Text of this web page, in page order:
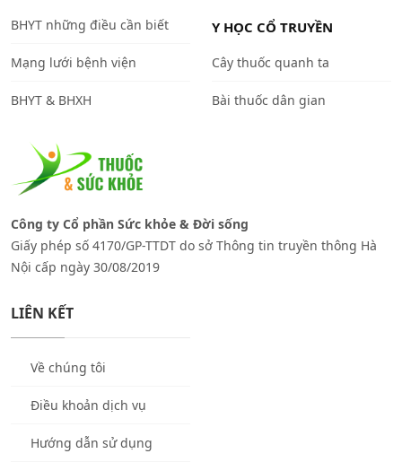
BHYT những điều cần biết
Mạng lưới bệnh viện
BHYT & BHXH
Y HỌC CỔ TRUYỀN
Cây thuốc quanh ta
Bài thuốc dân gian
Công ty Cổ phần Sức khỏe & Đời sống
Giấy phép số 4170/GP-TTDT do sở Thông tin truyền thông Hà
Nội cấp ngày 30/08/2019
LIÊN KẾT
Về chúng tôi
Điều khoản dịch vụ
Hướng dẫn sử dụng